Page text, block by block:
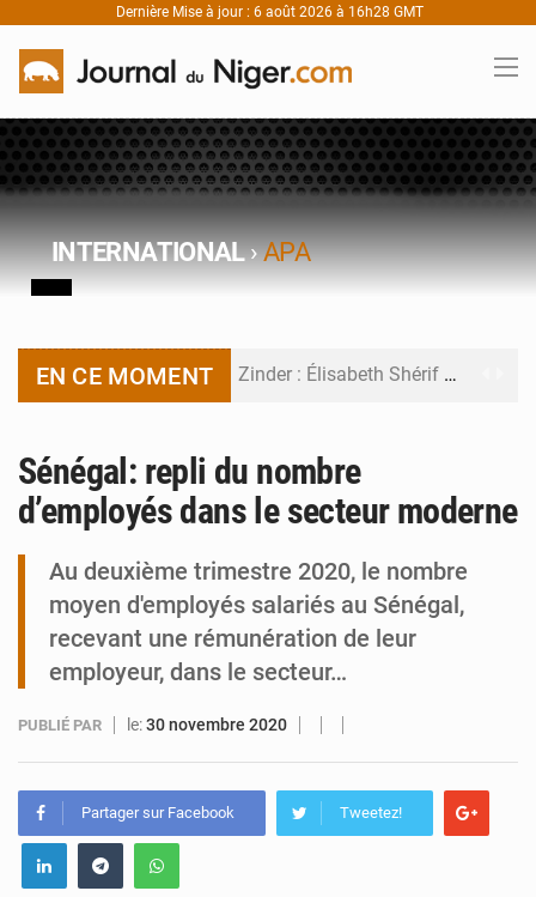
Dernière Mise à jour : 6 août 2026 à 16h28 GMT
INTERNATIONAL›APA
EN CE MOMENT Zinder : Élisabeth Shérif visite l’école Birni Garçon
Tibiri : le dialogue, nouveau terrain de jeu pour la paix
Sénégal: repli du nombre
d’employés dans le secteur moderne
Au deuxième trimestre 2020, le nombre
moyen d'employés salariés au Sénégal,
recevant une rémunération de leur
employeur, dans le secteur…
PUBLIÉ PAR le:30 novembre 2020
Partager sur Facebook Tweetez!